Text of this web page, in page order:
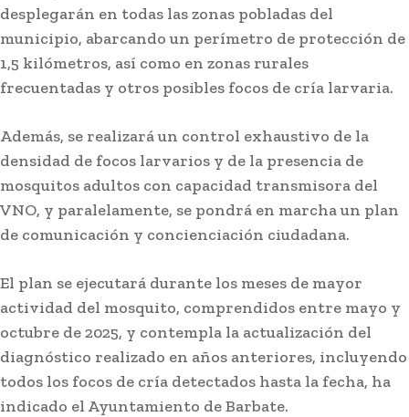
La Junta anima a los entes locales gaditanos a
solicitar las ayudas para promover la igualdad
y conciliación
Stay on top of what's going on
with our subscription deal!
SUBSCRIBE
Actualidad VIEW ALL
desplegarán en todas las zonas pobladas del
municipio, abarcando un perímetro de protección de
1,5 kilómetros, así como en zonas rurales
frecuentadas y otros posibles focos de cría larvaria.
Además, se realizará un control exhaustivo de la
densidad de focos larvarios y de la presencia de
mosquitos adultos con capacidad transmisora del
VNO, y paralelamente, se pondrá en marcha un plan
de comunicación y concienciación ciudadana.
El plan se ejecutará durante los meses de mayor
actividad del mosquito, comprendidos entre mayo y
octubre de 2025, y contempla la actualización del
diagnóstico realizado en años anteriores, incluyendo
todos los focos de cría detectados hasta la fecha, ha
indicado el Ayuntamiento de Barbate.